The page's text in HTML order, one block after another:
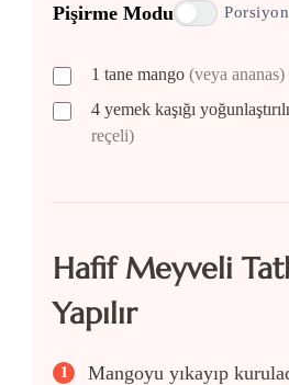
Pişirme Modu Porsiyon
1 tane mango (veya ananas)
4 yemek kaşığı
reçeli)
Hafif Meyveli
Yapılır
Mangoyu yıkayıp